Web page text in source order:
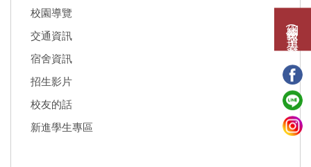
網路報名(填表)系統
校園導覽
交通資訊
宿舍資訊
招生影片
校友的話
新進學生專區